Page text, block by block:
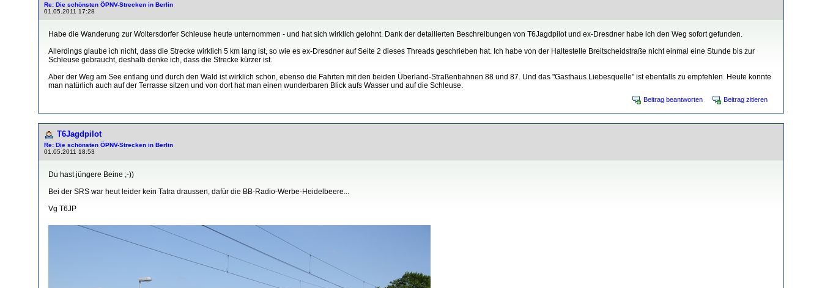
Re: Die schönsten ÖPNV-Strecken in Berlin
01.05.2011 17:28
Habe die Wanderung zur Woltersdorfer Schleuse heute unternommen - und hat sich wirklich gelohnt. Dank der detailierten Beschreibungen von T6Jagdpilot und ex-Dresdner habe ich den Weg sofort gefunden.
Allerdings glaube ich nicht, dass die Strecke wirklich 5 km lang ist, so wie es ex-Dresdner auf Seite 2 dieses Threads geschrieben hat. Ich habe von der Haltestelle Breitscheidstraße nicht einmal eine Stunde bis zur
Schleuse gebraucht, deshalb denke ich, dass die Strecke kürzer ist.
Aber der Weg am See entlang und durch den Wald ist wirklich schön, ebenso die Fahrten mit den beiden Überland-Straßenbahnen 88 und 87. Und das "Gasthaus Liebesquelle" ist ebenfalls zu empfehlen. Heute konnte
man natürlich auch auf der Terrasse sitzen und von dort hat man einen wunderbaren Blick aufs Wasser und auf die Schleuse.
Beitrag beantworten Beitrag zitieren
T6Jagdpilot
Re: Die schönsten ÖPNV-Strecken in Berlin
01.05.2011 18:53
Du hast jüngere Beine ;-))
Bei der SRS war heut leider kein Tatra draussen, dafür die BB-Radio-Werbe-Heidelbeere...
Vg T6JP